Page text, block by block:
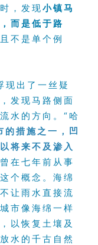
，发现小镇马
而是低于路
不是单个例
现出了一丝疑
发现马路侧面
水的方向。“哈
的措施之一，凹
将来不及渗入
在七年前从事
个概念。海绵
让雨水直接流
市像海绵一样
以恢复土壤及
水的千古自然